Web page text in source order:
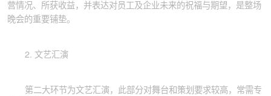
营情况、所获收益，并表达对员工及企业未来的祝福与期望，是整场
晚会的重要铺垫。
2. 文艺汇演
第二大环节为文艺汇演，此部分对舞台和策划要求较高，常需专